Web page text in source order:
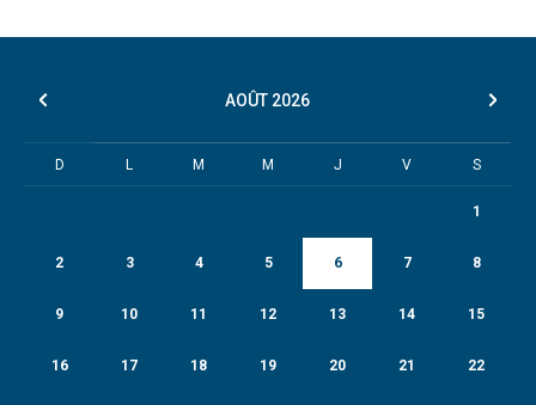
AOÛT 2026
D L M M J V S
1
2 3 4 5 6 7 8
9 10 11 12 13 14 15
16 17 18 19 20 21 22